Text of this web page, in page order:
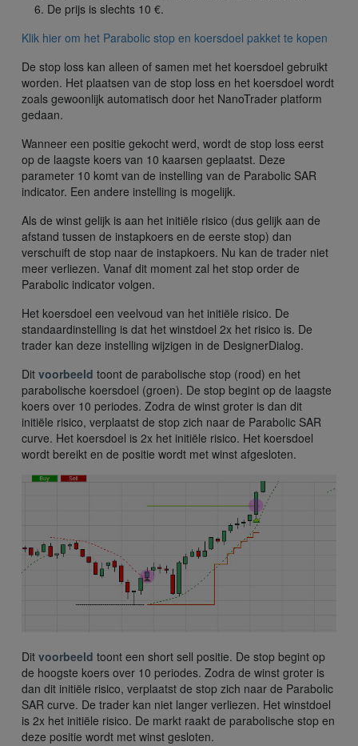
De prijs is slechts 10 €.
Klik hier om het Parabolic stop en koersdoel pakket te kopen
De stop loss kan alleen of samen met het koersdoel gebruikt
worden. Het plaatsen van de stop loss en het koersdoel wordt
zoals gewoonlijk automatisch door het NanoTrader platform
gedaan.
Wanneer een positie gekocht werd, wordt de stop loss eerst
op de laagste koers van 10 kaarsen geplaatst. Deze
parameter 10 komt van de instelling van de Parabolic SAR
indicator. Een andere instelling is mogelijk.
Als de winst gelijk is aan het initiële risico (dus gelijk aan de
afstand tussen de instapkoers en de eerste stop) dan
verschuift de stop naar de instapkoers. Nu kan de trader niet
meer verliezen. Vanaf dit moment zal het stop order de
Parabolic indicator volgen.
Het koersdoel een veelvoud van het initiële risico. De
standaardinstelling is dat het winstdoel 2x het risico is. De
trader kan deze instelling wijzigen in de DesignerDialog.
Dit voorbeeld toont de parabolische stop (rood) en het
parabolische koersdoel (groen). De stop begint op de laagste
koers over 10 periodes. Zodra de winst groter is dan dit
initiële risico, verplaatst de stop zich naar de Parabolic SAR
curve. Het koersdoel is 2x het initiële risico. Het koersdoel
wordt bereikt en de positie wordt met winst afgesloten.
Dit voorbeeld toont een short sell positie. De stop begint op
de hoogste koers over 10 periodes. Zodra de winst groter is
dan dit initiële risico, verplaatst de stop zich naar de Parabolic
SAR curve. De trader kan niet langer verliezen. Het winstdoel
is 2x het initiële risico. De markt raakt de parabolische stop en
deze positie wordt met winst gesloten.